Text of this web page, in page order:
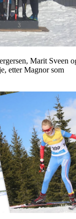
Marit Sveen
etter Magnor som